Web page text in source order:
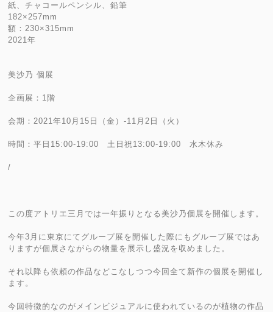
紙、チャコールペンシル、鉛筆
182×257mm
額：230×315mm
2021年
美沙乃 個展
企画展：1階
会期：2021年10月15日（金）-11月2日（火）
時間：平日15:00-19:00 土日祝13:00-19:00 水木休み
/
この度アトリエ三月では一年振りとなる美沙乃個展を開催します。
今年3月に東京にてグループ展を開催した際にもグループ展ではあ
りますが個展さながらの物量を展示し盛況を収めました。
それ以降も依頼の作品などこなしつつ今回全て新作の個展を開催し
ます。
今回特徴的なのがメインビジュアルに使われているのが植物の作品